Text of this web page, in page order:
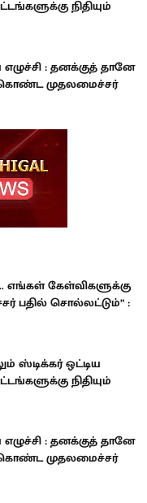
நிதியும்
எழுச்சி : தனக்குத் தானே
கொண்ட முதலமைச்சர்
எங்கள் கேள்விகளுக்கு
பதில் சொல்லட்டும்” :
ஸ்டிக்கர் ஒட்டிய
நிதியும்
எழுச்சி : தனக்குத் தானே
கொண்ட முதலமைச்சர்